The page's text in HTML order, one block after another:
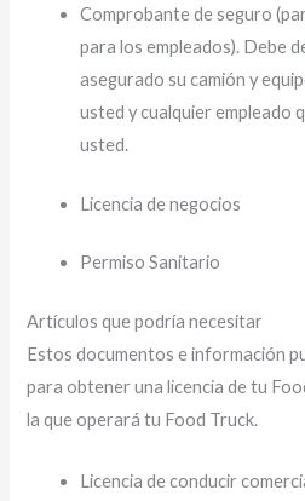
Comprobante de seguro
para los empleados). Debe
asegurado su camión y
usted y cualquier empleado
usted.
Licencia de negocios
Permiso Sanitario
Artículos que podría necesitar
Estos documentos e información
para obtener una licencia de tu
la que operará tu Food Truck.
Licencia de conducir